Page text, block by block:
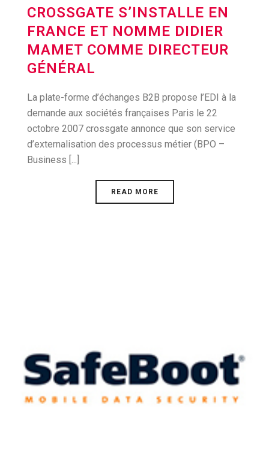
CROSSGATE S’INSTALLE EN
FRANCE ET NOMME DIDIER
MAMET COMME DIRECTEUR
GÉNÉRAL
La plate-forme d’échanges B2B propose l’EDI à la
demande aux sociétés françaises Paris le 22
octobre 2007 crossgate annonce que son service
d’externalisation des processus métier (BPO –
Business [...]
READ MORE